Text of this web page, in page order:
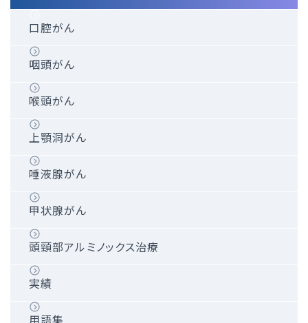
症例実績
デバイス植込み後の管理
リード抜去について
実績
口腔がん
咽頭がん
喉頭がん
上顎洞がん
唾液腺がん
甲状腺がん
頭頸部アルミノックス治療
実績
用語集